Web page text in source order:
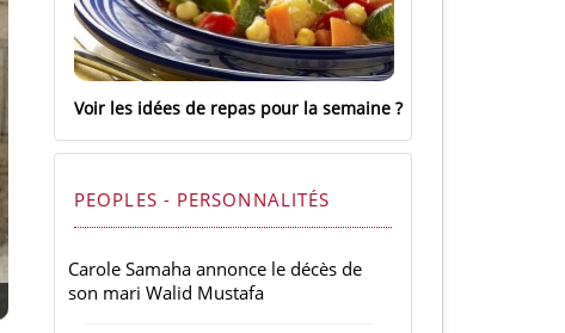
Voir les idées de repas pour la semaine
PEOPLES - PERSONNALITÉS
Carole Samaha annonce le décès de
son mari Walid Mustafa